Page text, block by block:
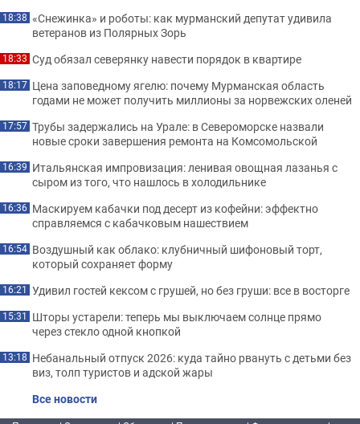
18:38 «Снежинка» и роботы: как мурманский депутат удивила
ветеранов из Полярных Зорь
18:33 Суд обязал северянку навести порядок в квартире
18:17 Цена заповедному ягелю: почему Мурманская область
годами не может получить миллионы за норвежских оленей
17:57 Трубы задержались на Урале: в Североморске назвали
новые сроки завершения ремонта на Комсомольской
16:39 Итальянская импровизация: ленивая овощная лазанья с
сыром из того, что нашлось в холодильнике
16:36 Маскируем кабачки под десерт из кофейни: эффектно
справляемся с кабачковым нашествием
16:54 Воздушный как облако: клубничный шифоновый торт,
который сохраняет форму
16:21 Удивил гостей кексом с грушей, но без груши: все в восторге
15:31 Шторы устарели: теперь мы выключаем солнце прямо
через стекло одной кнопкой
13:18 Небанальный отпуск 2026: куда тайно рвануть с детьми без
виз, толп туристов и адской жары
Все новости